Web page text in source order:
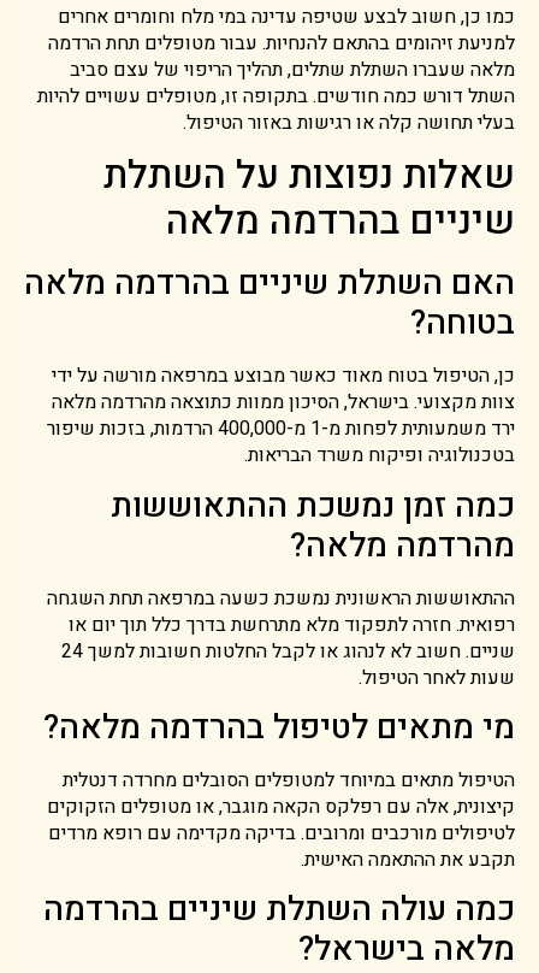
כמו כן, חשוב לבצע שטיפה עדינה במי מלח וחומרים אחרים
למניעת זיהומים בהתאם להנחיות. עבור מטופלים תחת הרדמה
מלאה שעברו השתלת שתלים, תהליך הריפוי של עצם סביב
השתל דורש כמה חודשים. בתקופה זו, מטופלים עשויים להיות
בעלי תחושה קלה או רגישות באזור הטיפול.
שאלות נפוצות על השתלת
שיניים בהרדמה מלאה
האם השתלת שיניים בהרדמה מלאה
בטוחה?
כן, הטיפול בטוח מאוד כאשר מבוצע במרפאה מורשה על ידי
צוות מקצועי. בישראל, הסיכון ממוות כתוצאה מהרדמה מלאה
ירד משמעותית לפחות מ-1 מ-400,000 הרדמות, בזכות שיפור
בטכנולוגיה ופיקוח משרד הבריאות.
כמה זמן נמשכת ההתאוששות
מהרדמה מלאה?
ההתאוששות הראשונית נמשכת כשעה במרפאה תחת השגחה
רפואית. חזרה לתפקוד מלא מתרחשת בדרך כלל תוך יום או
שניים. חשוב לא לנהוג או לקבל החלטות חשובות למשך 24
שעות לאחר הטיפול.
מי מתאים לטיפול בהרדמה מלאה?
הטיפול מתאים במיוחד למטופלים הסובלים מחרדה דנטלית
קיצונית, אלה עם רפלקס הקאה מוגבר, או מטופלים הזקוקים
לטיפולים מורכבים ומרובים. בדיקה מקדימה עם רופא מרדים
תקבע את ההתאמה האישית.
כמה עולה השתלת שיניים בהרדמה
מלאה בישראל?